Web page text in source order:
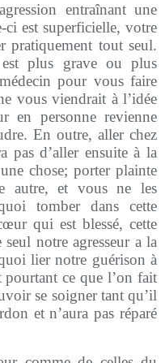
entraînant une
ci est superficielle, votre
pratiquement tout seul.
plus grave ou plus
pour vous faire
vous viendrait à l’idée
en personne revienne
En outre, aller chez
pas d’aller ensuite à la
chose; porter plainte
autre, et vous ne les
tomber dans cette
qui est blessé, cette
notre agresseur a la
lier notre guérison à
pourtant ce que l’on fait
se soigner tant qu’il
et n’aura pas réparé